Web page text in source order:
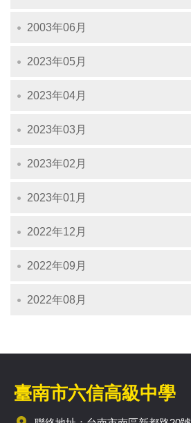
2003年06月
2023年05月
2023年04月
2023年03月
2023年02月
2023年01月
2022年12月
2022年09月
2022年08月
臺南市六信高級中學